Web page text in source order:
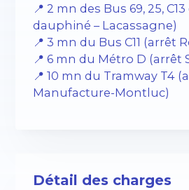
📍 2 mn des Bus 69, 25,
dauphiné – Lacassagne)
📍 3 mn du Bus C11 (arrêt
📍 6 mn du Métro D (arrêt
📍 10 mn du Tramway T4
Manufacture-Montluc)
Détail des charges